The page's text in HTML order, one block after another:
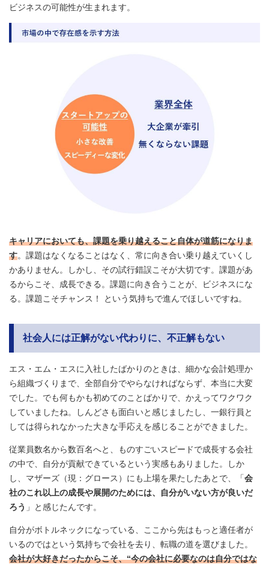
ビジネスの可能性が生まれます。
キャリアにおいても、課題を乗り越えること自体が道筋になりま
す。課題はなくなることはなく、常に向き合い乗り越えていくし
かありません。しかし、その試行錯誤こそが大切です。課題があ
るからこそ、成長できる。課題に向き合うことが、ビジネスにな
る。課題こそチャンス！ という気持ちで進んでほしいですね。
社会人には正解がない代わりに、不正解もない
エス・エム・エスに入社したばかりのときは、細かな会計処理か
ら組織づくりまで、全部自分でやらなければならず、本当に大変
でした。でも何もかも初めてのことばかりで、かえってワクワク
していましたね。しんどさも面白いと感じましたし、一銀行員と
しては得られなかった大きな手応えを感じることができました。
従業員数名から数百名へと、ものすごいスピードで成長する会社
の中で、自分が貢献できているという実感もありました。しか
し、マザーズ（現：グロース）にも上場を果たしたあとで、「会
社のこれ以上の成長や展開のためには、自分がいない方が良いだ
ろう 」と感じたんです。
自分がボトルネックになっている、ここから先はもっと適任者が
いるのではという気持ちで会社を去り、転職の道を選びました。
会社が大好きだったからこそ、“今の会社に必要なのは自分ではな